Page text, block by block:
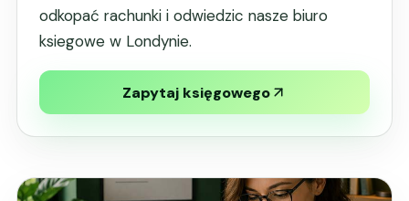
odkopać rachunki i odwiedzic nasze biuro
ksiegowe w Londynie.
Zapytaj księgowego